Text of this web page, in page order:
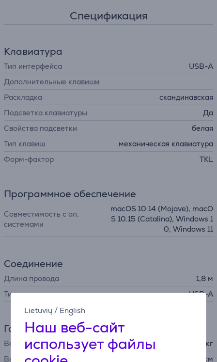
Lietuvių / English
Наш веб-сайт
использует файлы
Спецификация
Клавиатура
Тип интерфейса
USB-A
Дополнительные клавиши
Раскладка
скандинавская
Подсветка клавиатуры
Да
Свойства подсветки
белая
Тип клавиш
механическая клавиатура
Форм-фактор
TKL
Программное обеспечение
Совместимость с оп.
системами
macOS 10.14 (Mojave), macO
S 10.15 (Catalina), Windows 1
0, Windows 11
Соединение
Длина провода
1,8 м
Тип штекера
USB-A
Габариты
Вес
0,78 кг
Высота
3,63 см